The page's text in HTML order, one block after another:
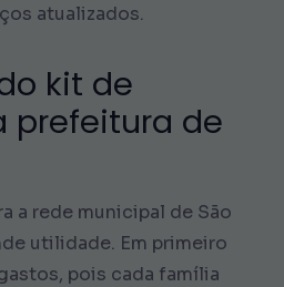
atualizados.
kit de
prefeitura de
a rede municipal de São
utilidade. Em primeiro
pois cada família